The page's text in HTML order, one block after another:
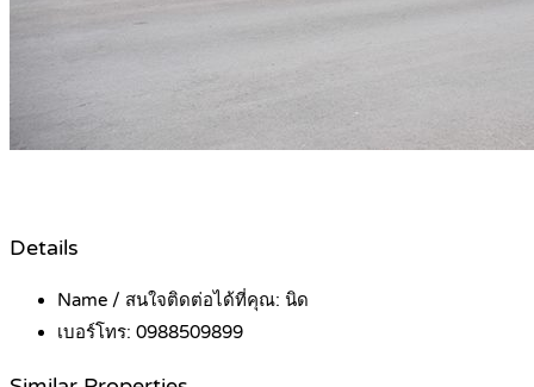
Details
Name / สนใจติดต่อได้ที่คุณ: นิด
เบอร์โทร: 0988509899